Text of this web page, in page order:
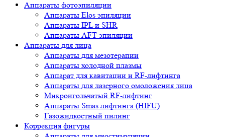
Аппараты фотоэпиляции
Аппараты Elos эпиляции
Аппараты IPL и SHR
Аппараты AFT эпиляции
Аппараты для лица
Аппараты для мезотерапии
Аппараты холодной плазмы
Аппарат для кавитации и RF-лифтинга
Аппараты для лазерного омоложения лица
Микроигольчатый RF-лифтинг
Аппараты Smas лифтинга (HIFU)
Газожидкостный пилинг
Коррекция фигуры